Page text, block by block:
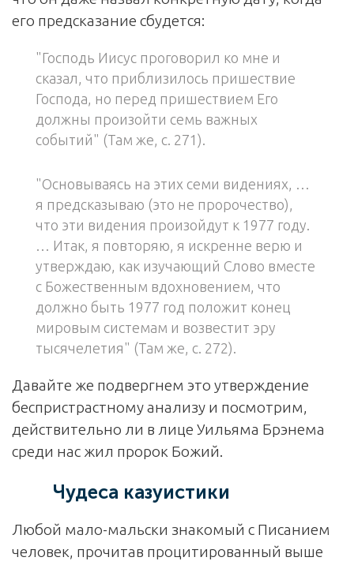
его предсказание сбудется:
"Господь Иисус проговорил ко мне и
сказал, что приблизилось пришествие
Господа, но перед пришествием Его
должны произойти семь важных
событий" (Там же, с. 271).
"Основываясь на этих семи видениях, …
я предсказываю (это не пророчество),
что эти видения произойдут к 1977 году.
… Итак, я повторяю, я искренне верю и
утверждаю, как изучающий Слово вместе
с Божественным вдохновением, что
должно быть 1977 год положит конец
мировым системам и возвестит эру
тысячелетия" (Там же, с. 272).
Давайте же подвергнем это утверждение
беспристрастному анализу и посмотрим,
действительно ли в лице Уильяма Брэнема
среди нас жил пророк Божий.
Чудеса казуистики
Любой мало-мальски знакомый с Писанием
человек, прочитав процитированный выше